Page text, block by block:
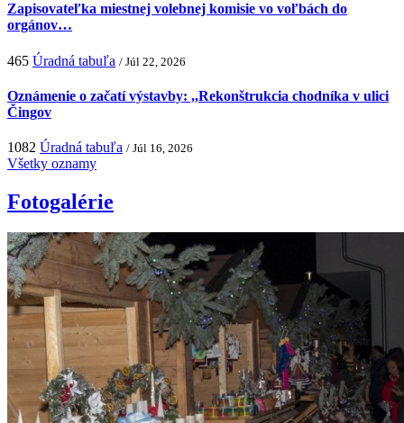
Zapisovateľka miestnej volebnej komisie vo voľbách do
orgánov…
465 Úradná tabuľa / Júl 22, 2026
Oznámenie o začatí výstavby: ,,Rekonštrukcia chodníka v ulici
Čingov
1082 Úradná tabuľa / Júl 16, 2026
Všetky oznamy
Fotogalérie